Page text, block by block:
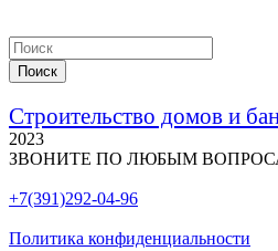
Строительство домов и
2023
ЗВОНИТЕ ПО ЛЮБЫМ
+7(391)292-04-96
Политика конфиденциальности